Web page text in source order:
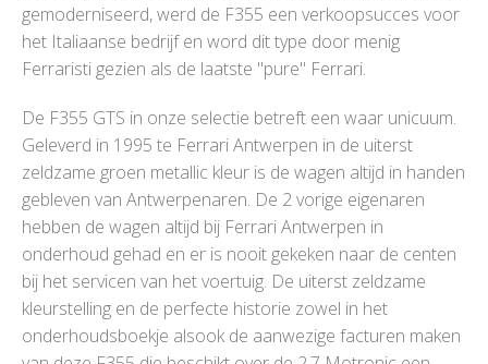
gemoderniseerd, werd de F355 een verkoopsucces voor
het Italiaanse bedrijf en word dit type door menig
Ferraristi gezien als de laatste "pure" Ferrari.
De F355 GTS in onze selectie betreft een waar unicuum.
Geleverd in 1995 te Ferrari Antwerpen in de uiterst
zeldzame groen metallic kleur is de wagen altijd in handen
gebleven van Antwerpenaren. De 2 vorige eigenaren
hebben de wagen altijd bij Ferrari Antwerpen in
onderhoud gehad en er is nooit gekeken naar de centen
bij het servicen van het voertuig. De uiterst zeldzame
kleurstelling en de perfecte historie zowel in het
onderhoudsboekje alsook de aanwezige facturen maken